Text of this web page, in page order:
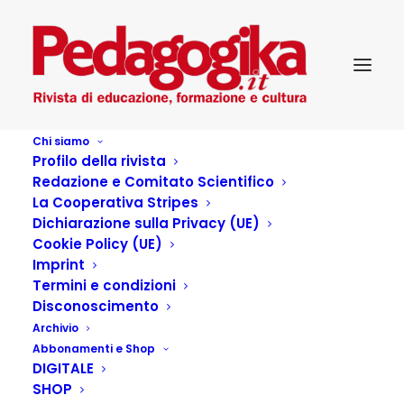
Chi siamo
Profilo della rivista
Redazione e Comitato Scientifico
La Cooperativa Stripes
Dichiarazione sulla Privacy (UE)
Cookie Policy (UE)
Imprint
Termini e condizioni
Disconoscimento
Archivio
Abbonamenti e Shop
DIGITALE
SHOP
ARRIVATI IN
REDAZIONE
29 LUGLIO 2021 | IN...PEDAGOGIKA CULTURA
PEDAGOGIKA_XXII_2 - OLTRE LE DIAGNOSI
PEDAGOGIKA.IT